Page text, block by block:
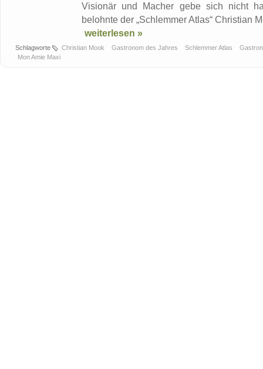
Visionär und Macher gebe sich nicht
belohnte der „Schlemmer Atlas“ Christian
weiterlesen »
Schlagworte Christian Mook Gastronom des Jahres Schlemmer Atlas
Mon Amie Maxi